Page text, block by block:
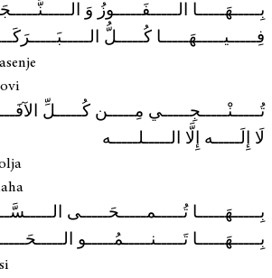
بِـــــهَـــــا الـــــفَـــــوزُ وَ
فِـــــيـــــهَـــــا كُـــــلُّ
تُـــــنْـــــجِـــــي مِـــــن كُـــــلِّ
لَا إِلَـــــه إِلَّا الـــــلـــــه
بِـــــهَـــــا تُـــــمـــــحَـــــى
بِـــــهَـــــا تَـــــنـــــمُـــــو